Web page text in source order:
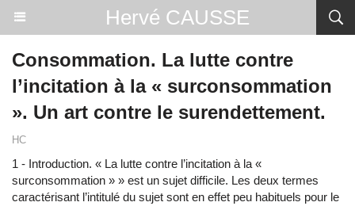
Hervé CAUSSE
Consommation. La lutte contre
l’incitation à la « surconsommation
». Un art contre le surendettement.
HC
1 - Introduction. « La lutte contre l’incitation à la «
surconsommation » » est un sujet difficile. Les deux termes
caractérisant l’intitulé du sujet sont en effet peu habituels pour le